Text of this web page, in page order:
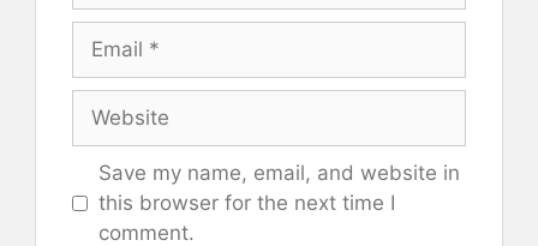
Email
Website
Save my name, email, and website in
this browser for the next time I
comment.